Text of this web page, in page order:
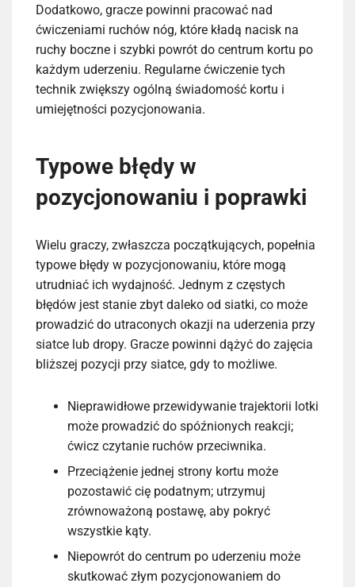
Dodatkowo, gracze powinni pracować nad
ćwiczeniami ruchów nóg, które kładą nacisk na
ruchy boczne i szybki powrót do centrum kortu po
każdym uderzeniu. Regularne ćwiczenie tych
technik zwiększy ogólną świadomość kortu i
umiejętności pozycjonowania.
Typowe błędy w
pozycjonowaniu i poprawki
Wielu graczy, zwłaszcza początkujących, popełnia
typowe błędy w pozycjonowaniu, które mogą
utrudniać ich wydajność. Jednym z częstych
błędów jest stanie zbyt daleko od siatki, co może
prowadzić do utraconych okazji na uderzenia przy
siatce lub dropy. Gracze powinni dążyć do zajęcia
bliższej pozycji przy siatce, gdy to możliwe.
Nieprawidłowe przewidywanie trajektorii lotki
może prowadzić do spóźnionych reakcji;
ćwicz czytanie ruchów przeciwnika.
Przeciążenie jednej strony kortu może
pozostawić cię podatnym; utrzymuj
zrównoważoną postawę, aby pokryć
wszystkie kąty.
Niepowrót do centrum po uderzeniu może
skutkować złym pozycjonowaniem do